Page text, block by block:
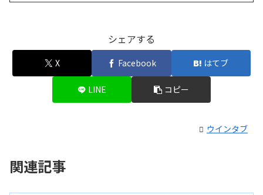
シェアする
X Facebook はてブ
LINE コピー
ウインタブ
関連記事